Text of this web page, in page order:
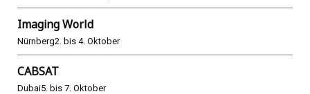
Imaging World
Nürnberg2. bis 4. Oktober
CABSAT
Dubai5. bis 7. Oktober